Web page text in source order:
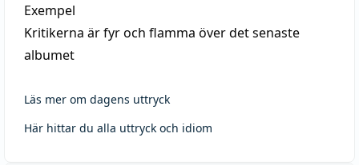
Exempel
Kritikerna är fyr och flamma över det senaste
albumet
Läs mer om dagens uttryck
Här hittar du alla uttryck och idiom